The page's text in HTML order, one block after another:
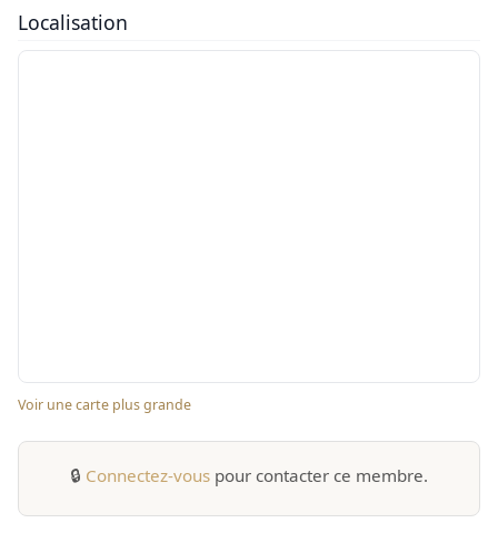
Localisation
Voir une carte plus grande
🔒 Connectez-vous pour contacter ce membre.